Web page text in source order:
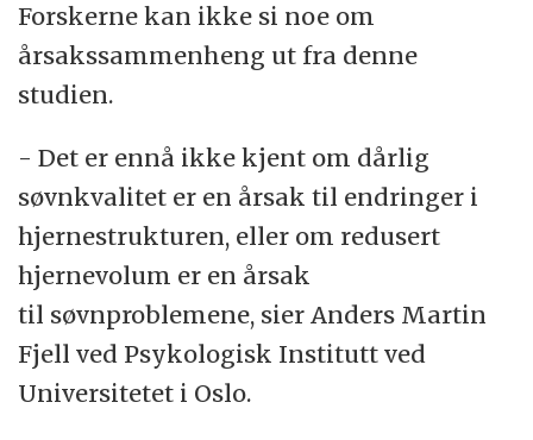
Forskerne kan ikke si noe om
årsakssammenheng ut fra denne
studien.
- Det er ennå ikke kjent om dårlig
søvnkvalitet er en årsak til endringer i
hjernestrukturen, eller om redusert
hjernevolum er en årsak
til søvnproblemene, sier Anders Martin
Fjell ved Psykologisk Institutt ved
Universitetet i Oslo.